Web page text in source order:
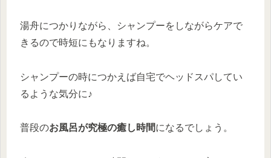
湯舟につかりながら、シャンプーをしながらケアで
きるので時短にもなりますね。
シャンプーの時につかえば自宅でヘッドスパしてい
るような気分に♪
普段のお風呂が究極の癒し時間になるでしょう。